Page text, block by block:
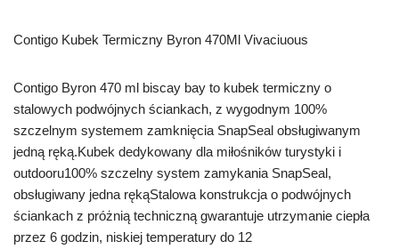
Contigo Kubek Termiczny Byron 470Ml Vivaciuous
Contigo Byron 470 ml biscay bay to kubek termiczny o
stalowych podwójnych ściankach, z wygodnym 100%
szczelnym systemem zamknięcia SnapSeal obsługiwanym
jedną ręką.Kubek dedykowany dla miłośników turystyki i
outdooru100% szczelny system zamykania SnapSeal,
obsługiwany jedna rękąStalowa konstrukcja o podwójnych
ściankach z próżnią techniczną gwarantuje utrzymanie ciepła
przez 6 godzin, niskiej temperatury do 12